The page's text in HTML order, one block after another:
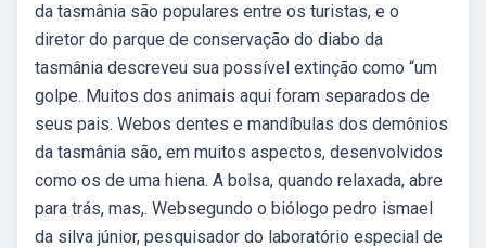
da tasmânia são populares entre os turistas, e o
diretor do parque de conservação do diabo da
tasmânia descreveu sua possível extinção como “um
golpe. Muitos dos animais aqui foram separados de
seus pais. Webos dentes e mandíbulas dos demônios
da tasmânia são, em muitos aspectos, desenvolvidos
como os de uma hiena. A bolsa, quando relaxada, abre
para trás, mas,. Websegundo o biólogo pedro ismael
da silva júnior, pesquisador do laboratório especial de